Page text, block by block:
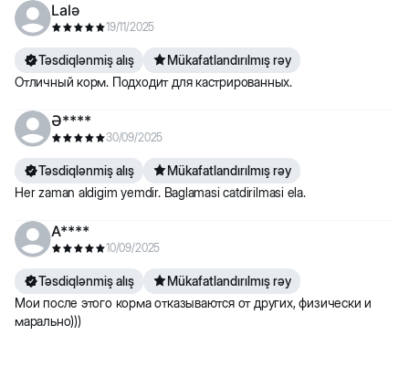
Lalə
19/11/2025
Təsdiqlənmiş alış
Mükafatlandırılmış rəy
Отличный корм. Подходит для кастрированных.
Ə****
30/09/2025
Təsdiqlənmiş alış
Mükafatlandırılmış rəy
Her zaman aldigim yemdir. Baglamasi catdirilmasi ela.
A****
10/09/2025
Təsdiqlənmiş alış
Mükafatlandırılmış rəy
Мои после этого корма отказываются от других, физически и
марально)))